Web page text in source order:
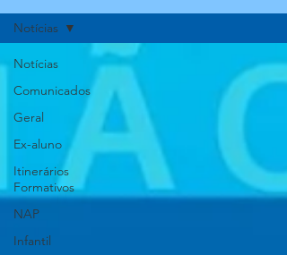
Notícias
Comunicados
Geral
Ex-aluno
Itinerários
Formativos
NAP
Infantil
Notícias